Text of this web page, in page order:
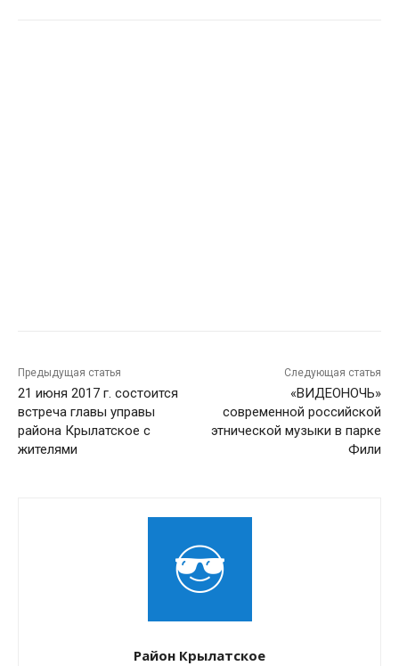
Предыдущая статья
21 июня 2017 г. состоится
встреча главы управы
района Крылатское с
жителями
Следующая статья
«ВИДЕОНОЧЬ»
современной российской
этнической музыки в парке
Фили
Район Крылатское